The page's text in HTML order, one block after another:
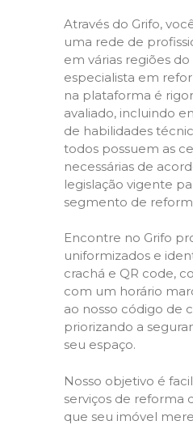
Através do Grifo,
uma rede de
em várias regiões do
especialista em
na plataforma é
avaliado, incluindo
de habilidades
todos possuem as
necessárias de
legislação vigente
segmento de
Encontre no Grifo
uniformizados e
crachá e QR code,
com um horário
ao nosso código de
priorizando a
seu espaço.
Nosso objetivo é
serviços de reforma
que seu imóvel